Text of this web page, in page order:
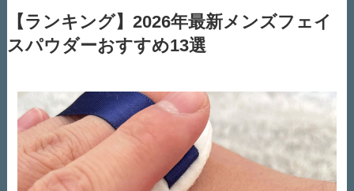
【ランキング】 2026年最新メンズフェイ
スパウダーおすすめ13選